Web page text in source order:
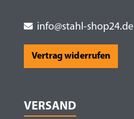
info@stahl-shop24.de
Vertrag widerrufen
VERSAND